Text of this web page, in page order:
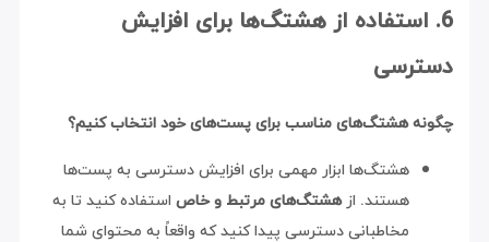
6. استفاده از هشتگ‌ها برای افزایش
دسترسی
چگونه هشتگ‌های مناسب برای پست‌های خود انتخاب کنیم؟
هشتگ‌ها ابزار مهمی برای افزایش دسترسی به پست‌ها
هستند. ازهشتگ‌های مرتبط و خاص استفاده کنید تا به
مخاطبانی دسترسی پیدا کنید که واقعاً به محتوای شما